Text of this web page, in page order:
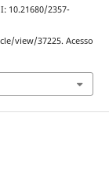
10.21680/2357-
view/37225. Acesso